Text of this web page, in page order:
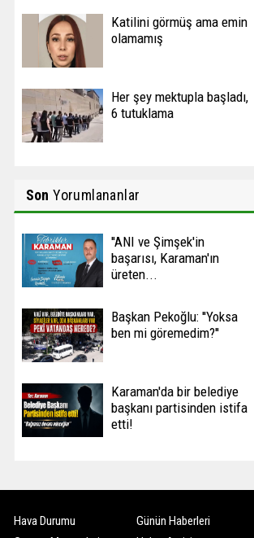
Katilini görmüş ama emin
olamamış
Her şey mektupla başladı,
6 tutuklama
Son Yorumlananlar
''ANI ve Şimşek'in
başarısı, Karaman'ın
üreten...
Başkan Pekoğlu: ''Yoksa
ben mi göremedim?''
Karaman'da bir belediye
başkanı partisinden istifa
etti!
Hava Durumu
Günün Haberleri